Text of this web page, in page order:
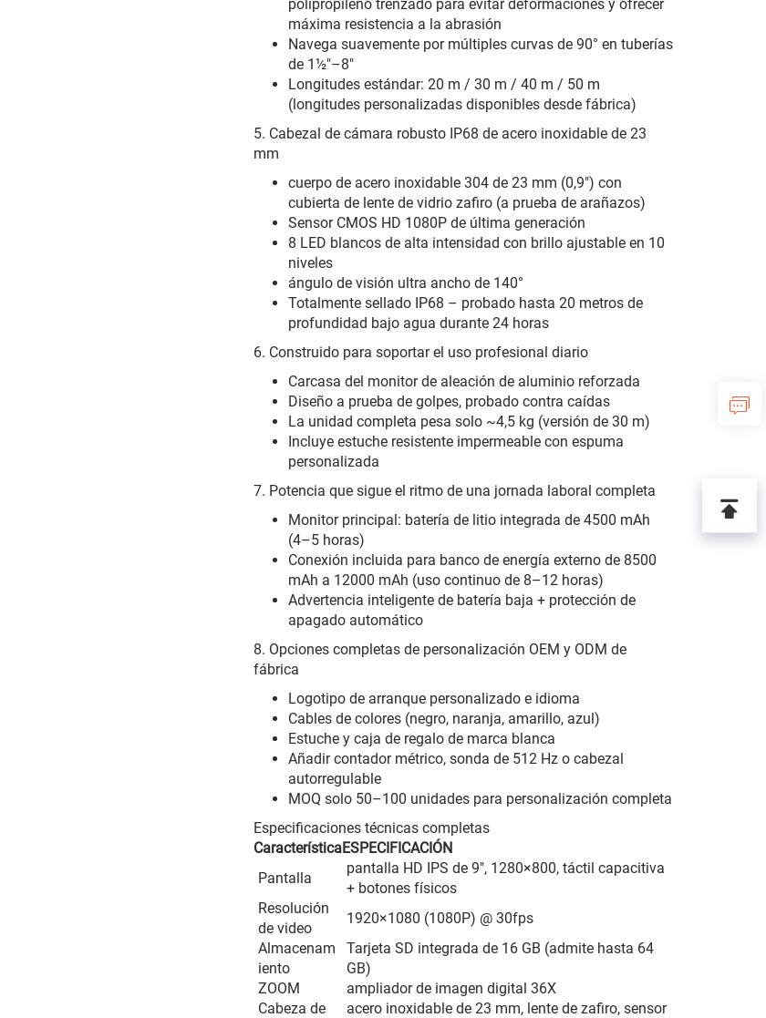
polipropileno trenzado para evitar deformaciones y ofrecer
máxima resistencia a la abrasión
Navega suavemente por múltiples curvas de 90° en tuberías
de 1½″–8″
Longitudes estándar: 20 m / 30 m / 40 m / 50 m
(longitudes personalizadas disponibles desde fábrica)
5. Cabezal de cámara robusto IP68 de acero inoxidable de 23
mm
cuerpo de acero inoxidable 304 de 23 mm (0,9″) con
cubierta de lente de vidrio zafiro (a prueba de arañazos)
Sensor CMOS HD 1080P de última generación
8 LED blancos de alta intensidad con brillo ajustable en 10
niveles
ángulo de visión ultra ancho de 140°
Totalmente sellado IP68 – probado hasta 20 metros de
profundidad bajo agua durante 24 horas
6. Construido para soportar el uso profesional diario
Carcasa del monitor de aleación de aluminio reforzada
Diseño a prueba de golpes, probado contra caídas
La unidad completa pesa solo ~4,5 kg (versión de 30 m)
Incluye estuche resistente impermeable con espuma
personalizada
7. Potencia que sigue el ritmo de una jornada laboral completa
Monitor principal: batería de litio integrada de 4500 mAh
(4–5 horas)
Conexión incluida para banco de energía externo de 8500
mAh a 12000 mAh (uso continuo de 8–12 horas)
Advertencia inteligente de batería baja + protección de
apagado automático
8. Opciones completas de personalización OEM y ODM de
fábrica
Logotipo de arranque personalizado e idioma
Cables de colores (negro, naranja, amarillo, azul)
Estuche y caja de regalo de marca blanca
Añadir contador métrico, sonda de 512 Hz o cabezal
autorregulable
MOQ solo 50–100 unidades para personalización completa
Especificaciones técnicas completas
CaracterísticaESPECIFICACIÓN
Pantalla
pantalla HD IPS de 9″, 1280×800, táctil capacitiva
+ botones físicos
Resolución
de video
1920×1080 (1080P) @ 30fps
Almacenam
iento
Tarjeta SD integrada de 16 GB (admite hasta 64
GB)
ZOOM
ampliador de imagen digital 36X
Cabeza de
acero inoxidable de 23 mm, lente de zafiro, sensor